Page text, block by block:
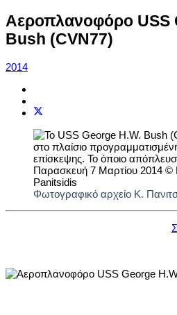
Αεροπλανοφόρο USS
Bush (CVN77)
2014
Φωτογραφικό αρχείο Κ.